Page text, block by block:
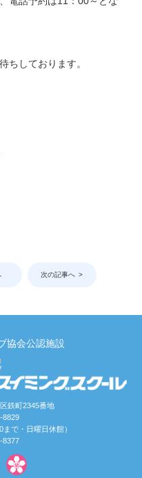
ちしております。
次の記事へ
協会公認施設
鉄町2345番地
8829
まで・日曜日休館）
8377